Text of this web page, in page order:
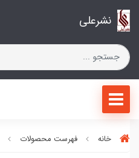
نشرعلی
خانه فهرست محصولات